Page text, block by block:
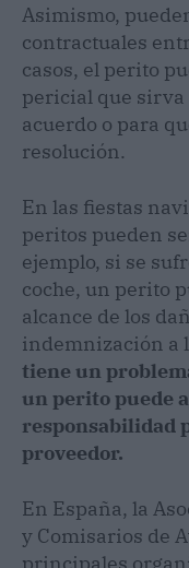
Asimismo,
contractuales
casos, el perito
pericial que sirva
acuerdo o para
resolución.
En las fiestas
peritos pueden
ejemplo, si se
coche, un perito
alcance de los
indemnización a
tiene un
un perito puede
responsabilidad
proveedor.
En España, la
y Comisarios de
principales